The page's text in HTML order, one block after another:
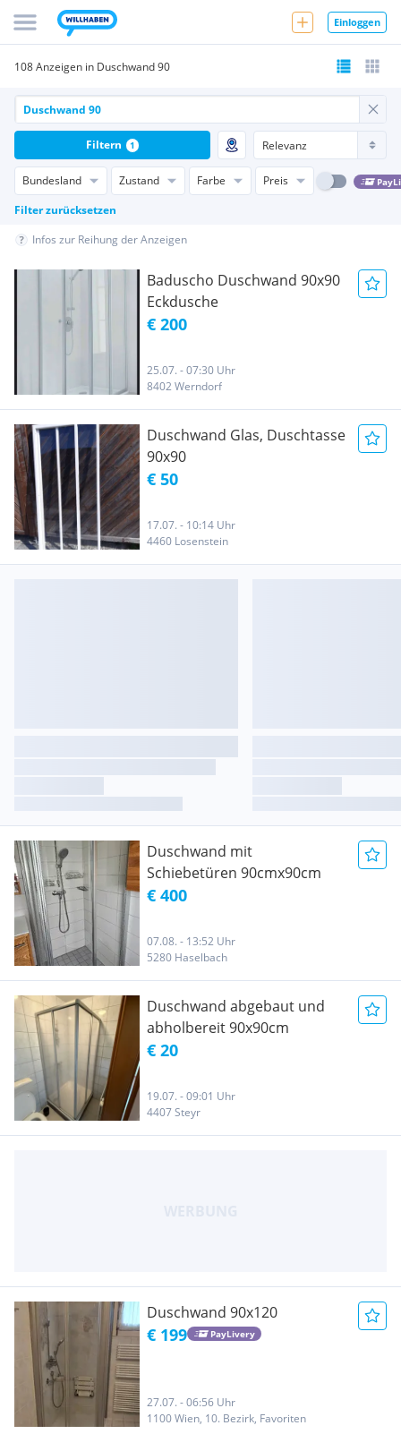
Einloggen
108 Anzeigen in Duschwand 90
Bundesland Zustand Farbe Preis
Filter zurücksetzen
Filtern 1
Infos zur Reihung der Anzeigen
Baduscho Duschwand 90x90
Eckdusche
€ 200
25.07. - 07:30 Uhr
8402 Werndorf
Duschwand Glas, Duschtasse
90x90
€ 50
17.07. - 10:14 Uhr
4460 Losenstein
Duschwand mit
Schiebetüren 90cmx90cm
€ 400
07.08. - 13:52 Uhr
5280 Haselbach
Duschwand abgebaut und
abholbereit 90x90cm
€ 20
19.07. - 09:01 Uhr
4407 Steyr
Duschwand 90x120
€ 199 PayLivery
27.07. - 06:56 Uhr
1100 Wien, 10. Bezirk, Favoriten